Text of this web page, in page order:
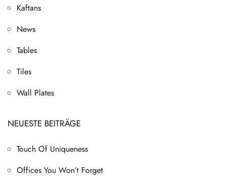
Kaftans
News
Tables
Tiles
Wall Plates
NEUESTE BEITRÄGE
Touch Of Uniqueness
Offices You Won’t Forget